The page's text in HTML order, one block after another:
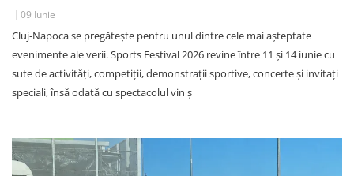
09 Iunie
Cluj-Napoca se pregătește pentru unul dintre cele mai așteptate
evenimente ale verii. Sports Festival 2026 revine între 11 și 14 iunie cu
sute de activități, competiții, demonstrații sportive, concerte și invitați
speciali, însă odată cu spectacolul vin ș